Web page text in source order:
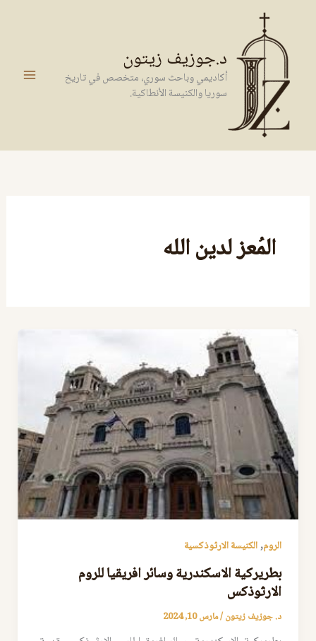
المحتوى
د.جوزيف زيتون
أكاديمي وباحث سوري، متخصص في تاريخ
سوريا والكنيسة الأنطاكية.
المُعز لدين الله
الروم,الكنيسة الارثوذكسية
بطريركية الاسكندرية وسائر افريقيا للروم
الارثوذكس
د. جوزيف زيتون/مارس 10, 2024